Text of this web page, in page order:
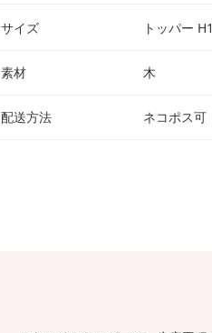
サイズ トッパー
素材 木
配送方法 ネコポス